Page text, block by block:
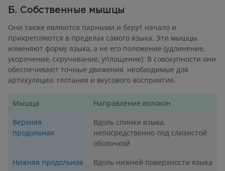
Б. Собственные мышцы
Они также являются парными и берут начало и
прикрепляются в пределах самого языка. Эти мышцы
изменяют форму языка, а не его положение (удлинение,
укорочение, скручивание, уплощение). В совокупности они
обеспечивают точные движения, необходимые для
артикуляции, глотания и вкусового восприятия.
Мышца
Направление волокон
Верхняя
продольная
Вдоль спинки языка,
непосредственно под слизистой
оболочкой
Нижняя продольная
Вдоль нижней поверхности языка